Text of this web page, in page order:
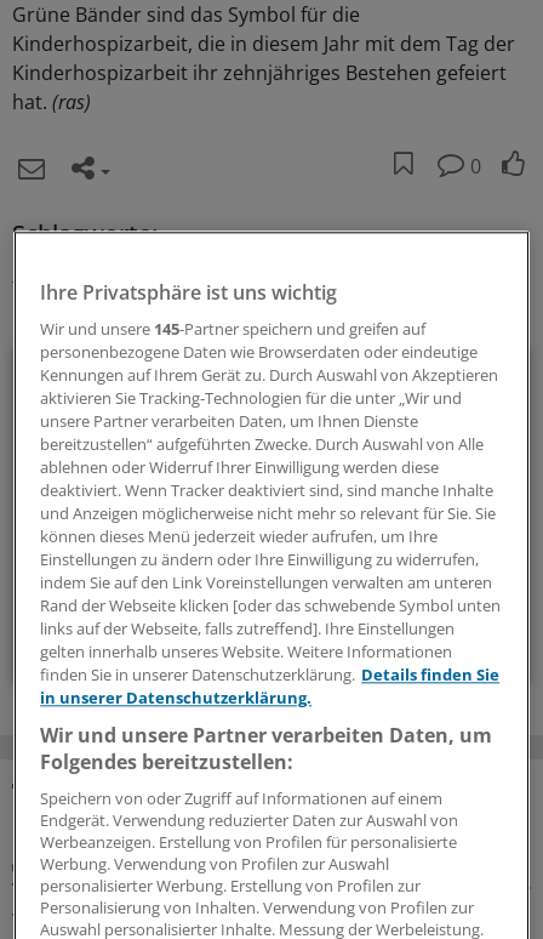
Grüne Bänder sind das Symbol für die
Kinderhospizarbeit, die in diesem Jahr mit dem Tag der
Kinderhospizarbeit ihr zehnjähriges Bestehen gefeiert
hat. (ras)
0
Schlagworte:
Ihr Newsletter zum Thema
Menschen & Leben
Außergewöhnliche Menschen, beeindruckende
Persönlichkeiten und Kolleginnen und Kollegen, die etwas
Neues wagen: In diesem Newsletter erzählen wir
Geschichten aus dem (Arbeits-)Leben.
vier Mal im Jahr (Mittwoch)
Zum Abonnieren bitte anmelden
MEHR ZUM THEMA
Entzündliche Gefäßerkrankungen
Thrombangiitis obliterans könnte wieder häufiger
werden: Wie Sie sie erkennen
Ihre Privatsphäre ist uns wichtig
Wir und unsere 145-Partner speichern und greifen auf
personenbezogene Daten wie Browserdaten oder eindeutige
Kennungen auf Ihrem Gerät zu. Durch Auswahl von Akzeptieren
aktivieren Sie Tracking-Technologien für die unter „Wir und
unsere Partner verarbeiten Daten, um Ihnen Dienste
bereitzustellen“ aufgeführten Zwecke. Durch Auswahl von Alle
ablehnen oder Widerruf Ihrer Einwilligung werden diese
deaktiviert. Wenn Tracker deaktiviert sind, sind manche Inhalte
und Anzeigen möglicherweise nicht mehr so relevant für Sie. Sie
können dieses Menü jederzeit wieder aufrufen, um Ihre
Einstellungen zu ändern oder Ihre Einwilligung zu widerrufen,
indem Sie auf den Link Voreinstellungen verwalten am unteren
Rand der Webseite klicken [oder das schwebende Symbol unten
links auf der Webseite, falls zutreffend]. Ihre Einstellungen
gelten innerhalb unseres Website. Weitere Informationen
finden Sie in unserer Datenschutzerklärung. Details finden Sie
in unserer Datenschutzerklärung.
Wir und unsere Partner verarbeiten Daten, um
Folgendes bereitzustellen:
Speichern von oder Zugriff auf Informationen auf einem
Endgerät. Verwendung reduzierter Daten zur Auswahl von
Werbeanzeigen. Erstellung von Profilen für personalisierte
Werbung. Verwendung von Profilen zur Auswahl
personalisierter Werbung. Erstellung von Profilen zur
Personalisierung von Inhalten. Verwendung von Profilen zur
Auswahl personalisierter Inhalte. Messung der Werbeleistung.